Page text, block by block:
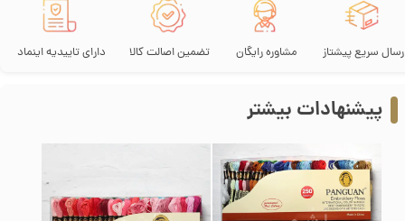
تضمین اصالت کالا مشاوره رایگان سریع پیشتاز دارای تاییدیه اینماد
پیشنهادات بیشتر